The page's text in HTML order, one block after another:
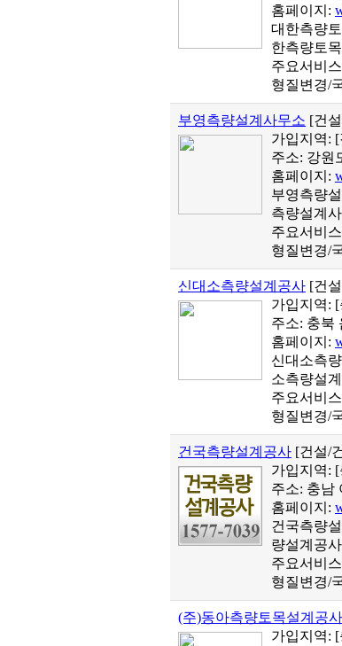
홈페이지:
대한측량
한측량토
주요서비
형질변경/
부영측량설계사무소 [건
가입지역: [
주소: 강원
홈페이지:
부영측량
측량설계
주요서비
형질변경/
신대소측량설계공사 [건
가입지역: [
주소: 충북
홈페이지:
신대소측
소측량설
주요서비
형질변경/
건국측량설계공사 [건설/
가입지역: [
주소: 충남
홈페이지:
건국측량
량설계공
주요서비
형질변경/
(주)동아측량토목설계공사
가입지역: [